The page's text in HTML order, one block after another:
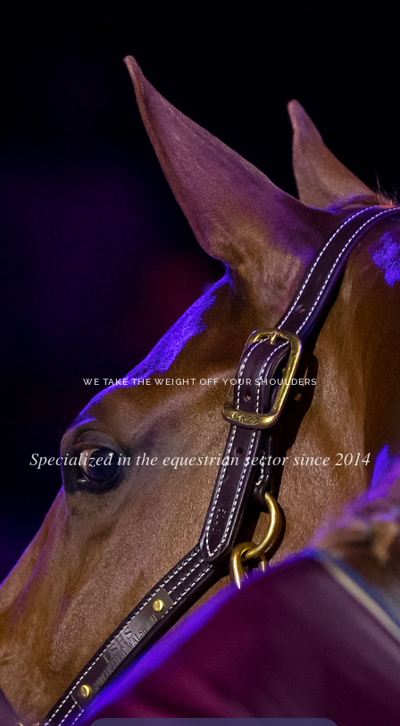
WE TAKE THE WEIGHT OFF YOUR SHOULDERS
EVENTS
Specialized in the equestrian sector since 2014